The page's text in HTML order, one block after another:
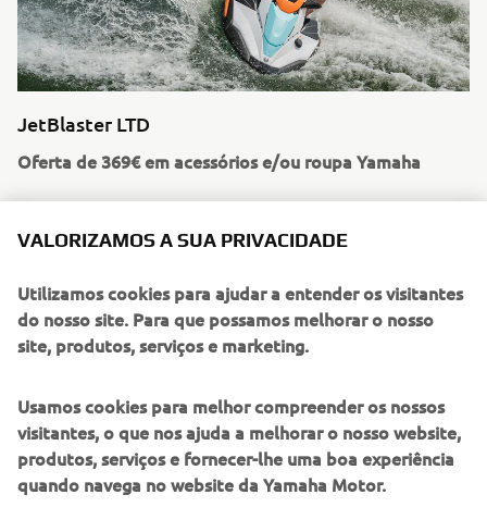
JetBlaster LTD
Oferta de 369€ em acessórios e/ou roupa Yamaha
DESCULPE! ESTE EVENTO ESTÁ
ENCERRADO.
próximos eventos.
IR PARA O CALENDÁRIO DE EVENTOS
VALORIZAMOS A SUA PRIVACIDADE
Utilizamos cookies para ajudar a entender os visitantes
do nosso site. Para que possamos melhorar o nosso
site, produtos, serviços e marketing.
Usamos cookies para melhor compreender os nossos
visitantes, o que nos ajuda a melhorar o nosso website,
produtos, serviços e fornecer-lhe uma boa experiência
quando navega no website da Yamaha Motor.